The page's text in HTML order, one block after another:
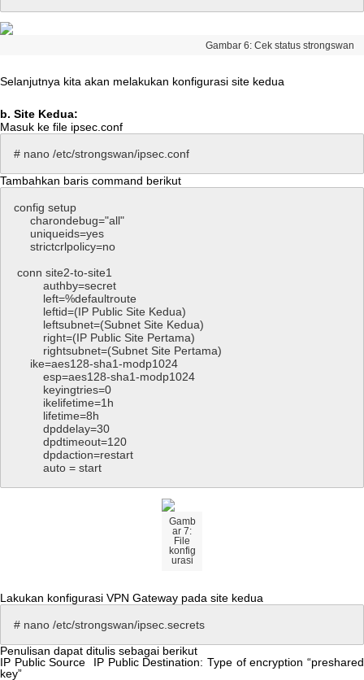
Gambar 6: Cek status strongswan
Selanjutnya kita akan melakukan konfigurasi site kedua
b. Site Kedua:
Masuk ke file ipsec.conf
# nano /etc/strongswan/ipsec.conf
Tambahkan baris command berikut
config setup
charondebug="all"
uniqueids=yes
strictcrlpolicy=no
conn site2-to-site1
authby=secret
left=%defaultroute
leftid=(IP Public Site Kedua)
leftsubnet=(Subnet Site Kedua)
right=(IP Public Site Pertama)
rightsubnet=(Subnet Site Pertama)
ike=aes128-sha1-modp1024
esp=aes128-sha1-modp1024
keyingtries=0
ikelifetime=1h
lifetime=8h
dpddelay=30
dpdtimeout=120
dpdaction=restart
auto = start
Gamb
ar 7:
File
konfig
urasi
Lakukan konfigurasi VPN Gateway pada site kedua
# nano /etc/strongswan/ipsec.secrets
Penulisan dapat ditulis sebagai berikut
IP Public Source IP Public Destination: Type of encryption “preshared
key”